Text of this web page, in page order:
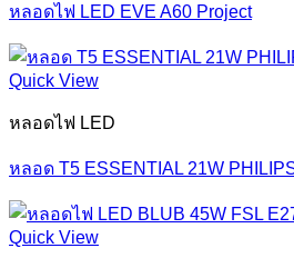
หลอดไฟ LED EVE A60 Project
Quick View
หลอดไฟ LED
หลอด T5 ESSENTIAL 21W
Quick View